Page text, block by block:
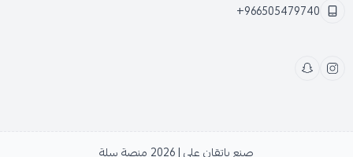
+966505479740
صنع بإتقان على | 2026 منصة سلة